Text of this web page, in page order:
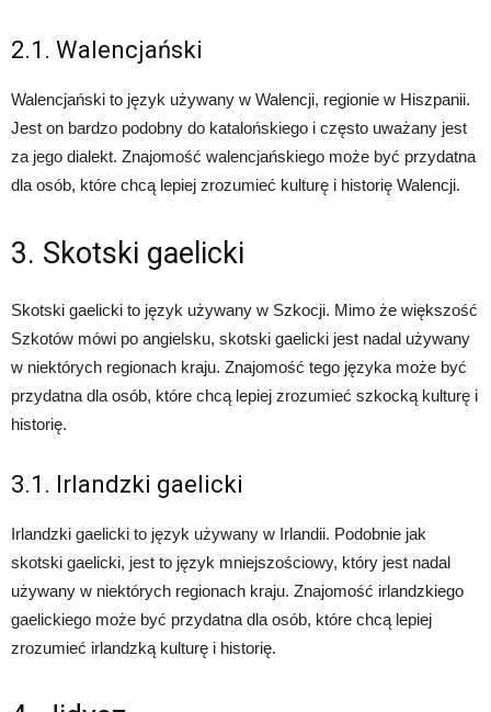
2.1. Walencjański
Walencjański to język używany w Walencji, regionie w Hiszpanii.
Jest on bardzo podobny do katalońskiego i często uważany jest
za jego dialekt. Znajomość walencjańskiego może być przydatna
dla osób, które chcą lepiej zrozumieć kulturę i historię Walencji.
3. Skotski gaelicki
Skotski gaelicki to język używany w Szkocji. Mimo że większość
Szkotów mówi po angielsku, skotski gaelicki jest nadal używany
w niektórych regionach kraju. Znajomość tego języka może być
przydatna dla osób, które chcą lepiej zrozumieć szkocką kulturę i
historię.
3.1. Irlandzki gaelicki
Irlandzki gaelicki to język używany w Irlandii. Podobnie jak
skotski gaelicki, jest to język mniejszościowy, który jest nadal
używany w niektórych regionach kraju. Znajomość irlandzkiego
gaelickiego może być przydatna dla osób, które chcą lepiej
zrozumieć irlandzką kulturę i historię.